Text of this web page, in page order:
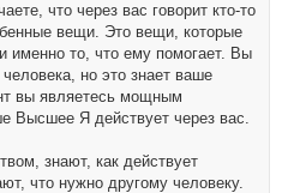
что через вас говорит кто-то
вещи. Это вещи, которые
именно то, что ему помогает. Вы
человека, но это знает ваше
вы являетесь мощным
Высшее Я действует через вас.
знают, как действует
что нужно другому человеку.